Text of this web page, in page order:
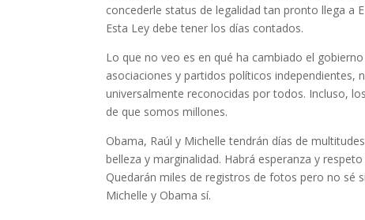
concederle status de legalidad tan pronto llega a
Esta Ley debe tener los días contados.
Lo que no veo es en qué ha cambiado el
asociaciones y partidos políticos independientes,
universalmente reconocidas por todos. Incluso,
de que somos millones.
Obama, Raúl y Michelle tendrán días de
belleza y marginalidad. Habrá esperanza y
Quedarán miles de registros de fotos pero no sé
Michelle y Obama sí.